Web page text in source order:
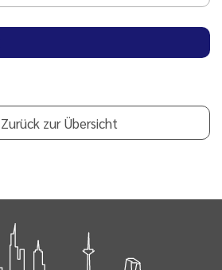
Zurück zur Übersicht